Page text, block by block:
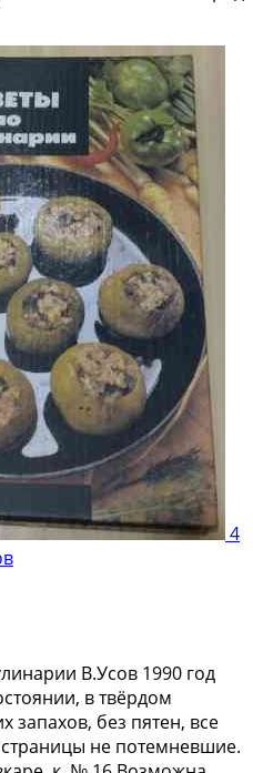
4
В.Усов 1990 год
в твёрдом
запахов, без пятен, все
не потемневшие.